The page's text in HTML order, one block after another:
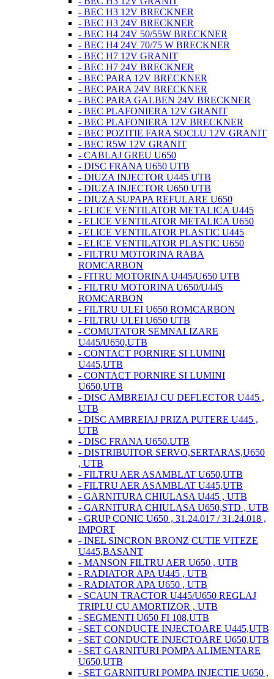
- BEC H3 12V BRECKNER
- BEC H3 24V BRECKNER
- BEC H4 24V 50/55W BRECKNER
- BEC H4 24V 70/75 W BRECKNER
- BEC H7 12V GRANIT
- BEC H7 24V BRECKNER
- BEC PARA 12V BRECKNER
- BEC PARA 24V BRECKNER
- BEC PARA GALBEN 24V BRECKNER
- BEC PLAFONIERA 12V GRANIT
- BEC PLAFONIERA 12V BRECKNER
- BEC POZITIE FARA SOCLU 12V GRANIT
- BEC R5W 12V GRANIT
- CABLAJ GREU U650
- DISC FRANA U650 UTB
- DIUZA INJECTOR U445 UTB
- DIUZA INJECTOR U650 UTB
- DIUZA SUPAPA REFULARE U650
- ELICE VENTILATOR METALICA U445
- ELICE VENTILATOR METALICA U650
- ELICE VENTILATOR PLASTIC U445
- ELICE VENTILATOR PLASTIC U650
- FILTRU MOTORINA RABA
ROMCARBON
- FITRU MOTORINA U445/U650 UTB
- FILTRU MOTORINA U650/U445
ROMCARBON
- FILTRU ULEI U650 ROMCARBON
- FILTRU ULEI U650 UTB
- COMUTATOR SEMNALIZARE
U445/U650,UTB
- CONTACT PORNIRE SI LUMINI
U445,UTB
- CONTACT PORNIRE SI LUMINI
U650,UTB
- DISC AMBREIAJ CU DEFLECTOR U445 ,
UTB
- DISC AMBREIAJ PRIZA PUTERE U445 ,
UTB
- DISC FRANA U650.UTB
- DISTRIBUITOR SERVO,SERTARAS,U650
, UTB
- FILTRU AER ASAMBLAT U650,UTB
- FILTRU AER ASAMBLAT U445,UTB
- GARNITURA CHIULASA U445 , UTB
- GARNITURA CHIULASA U650,STD , UTB
- GRUP CONIC U650 , 31.24.017 / 31.24.018 ,
IMPORT
- INEL SINCRON BRONZ CUTIE VITEZE
U445,BASANT
- MANSON FILTRU AER U650 , UTB
- RADIATOR APA U445 , UTB
- RADIATOR APA U650 , UTB
- SCAUN TRACTOR U445/U650 REGLAJ
TRIPLU CU AMORTIZOR , UTB
- SEGMENTI U650 FI 108,UTB
- SET CONDUCTE INJECTOARE U445,UTB
- SET CONDUCTE INJECTOARE U650,UTB
- SET GARNITURI POMPA ALIMENTARE
U650,UTB
- SET GARNITURI POMPA INJECTIE U650 ,